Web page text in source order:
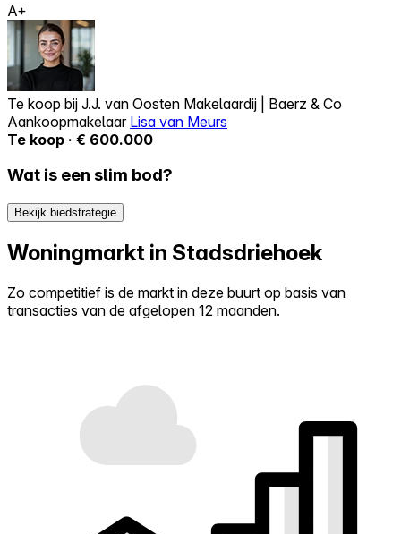
A+
Te koop bij J.J. van Oosten Makelaardij | Baerz & Co
Aankoopmakelaar Lisa van Meurs
Te koop · € 600.000
Wat is een slim bod?
Bekijk biedstrategie
Woningmarkt in Stadsdriehoek
Zo competitief is de markt in deze buurt op basis van
transacties van de afgelopen 12 maanden.